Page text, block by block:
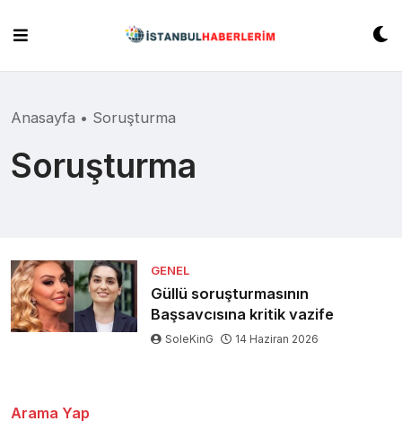
content
Anasayfa • Soruşturma
Soruşturma
GENEL
Güllü soruşturmasının
Başsavcısına kritik vazife
SoleKinG 14 Haziran 2026
Arama Yap